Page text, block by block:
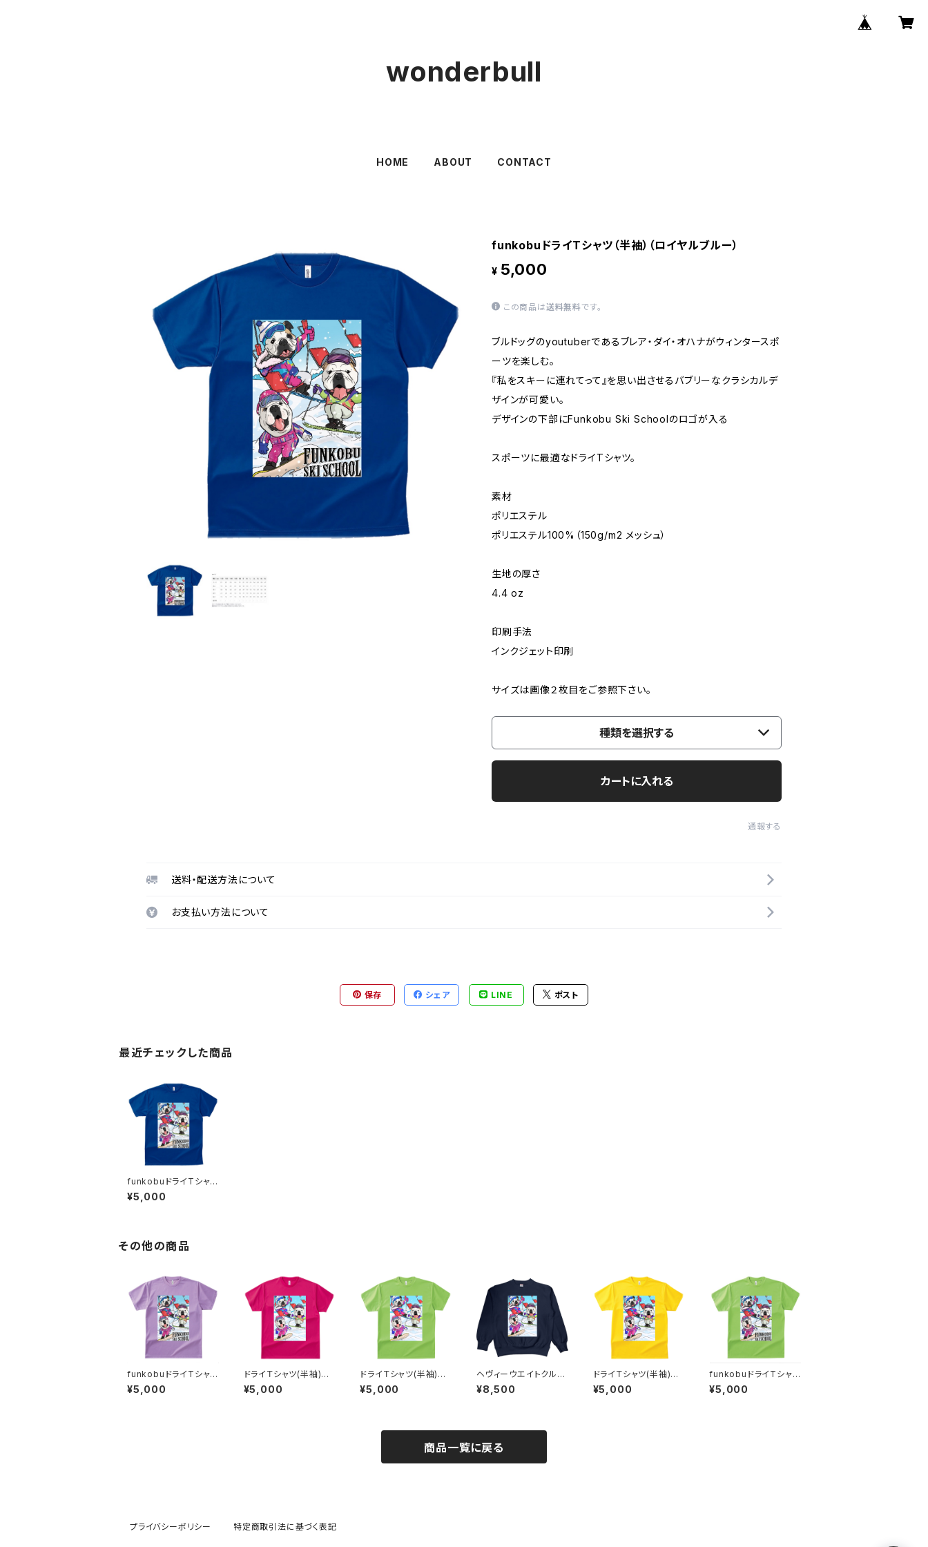
wonderbull
HOME ABOUT CONTACT
funkobuドライTシャツ（半袖）（ロイヤルブルー）
¥ 5,000
この商品は送料無料です。
ブルドッグのyoutuberであるブレア・ダイ・オハナがウィンタースポ
ーツを楽しむ。
『私をスキーに連れてって』を思い出させるバブリーなクラシカルデ
ザインが可愛い。
デザインの下部にFunkobu Ski Schoolのロゴが入る
スポーツに最適なドライTシャツ。
素材
ポリエステル
ポリエステル100%（150g/m2 メッシュ）
生地の厚さ
4.4 oz
印刷手法
インクジェット印刷
サイズは画像２枚目をご参照下さい。
種類を選択する
カートに入れる
通報する
送料・配送方法について
お支払い方法について
保存 シェア LINE ポスト
最近チェックした商品
funkobuドライTシャツ
（半袖）（ロイヤルブル
ー）
¥5,000
その他の商品
funkobuドライTシャツ
（半袖）（ライトパープ
ル）
¥5,000
ドライＴシャツ(半袖)ウ
ィンター（ホットピンク）
¥5,000
ドライＴシャツ(半袖)ウ
ィンター（ライム）
¥5,000
ヘヴィーウエイトクルー
ネックスウェット(長袖)
ウィンター（ネイビー）
¥8,500
ドライＴシャツ(半袖)ウ
ィンター（デイジー）
¥5,000
funkobuドライTシャツ
（半袖）（ライム）
¥5,000
商品一覧に戻る
プライバシーポリシー 特定商取引法に基づく表記